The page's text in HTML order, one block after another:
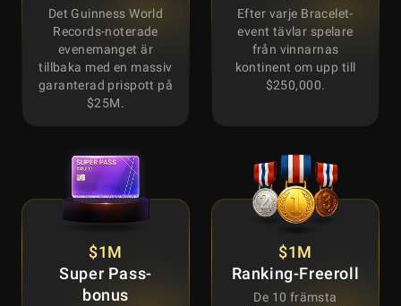
Det Guinness World
Records-noterade
evenemanget är
tillbaka med en massiv
garanterad prispott på
$25M.
Efter varje Bracelet-
event tävlar spelare
från vinnarnas
kontinent om upp till
$250,000.
$1M
Super Pass-
bonus
$1M
Ranking-Freeroll
De 10 främsta